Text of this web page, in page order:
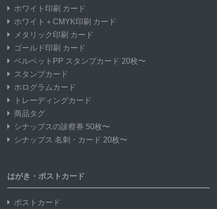
ホワイト印刷 カード
ホワイト＋CMYK印刷 カード
メタリック印刷 カード
ゴールド印刷 カード
ベルベットPP スタンプカード 20枚〜
スタンプカード
ホログラムカード
トレーディングカード
商品タグ
シナップスの診察券 50枚〜
シナップス 名刺・カード 20枚〜
はがき・ポストカード
ポストカード